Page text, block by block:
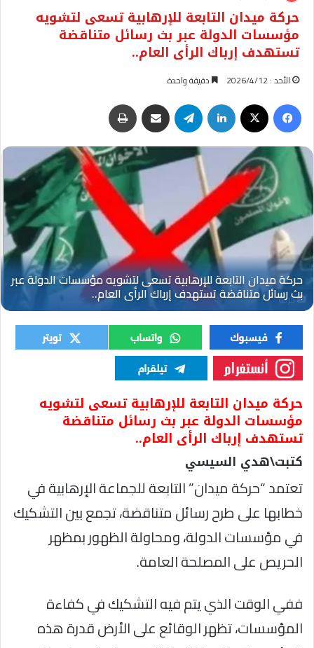
حركة ميدان التابعة للإرهابية تسعى لتشويه
مؤسسات الدولة عبر بث رسائل متناقضة
تستهدف إرباك الرأى العام..
الأحد : 2026/4/12 دقيقة واحدة
فيسبوك لينكدإن تيلقرام مشاركة عبر البريد
حركة
حركة ميدان التابعة للإرهابية تسعى لتشويه
مؤسسات الدولة عبر بث رسائل متناقضة
تستهدف إرباك الرأى العام..
كتبت\هدي السيسي
تعتمد “حركة ميدان” التابعة للجماعة الإرهابية في
خطابها على طرح رسائل متناقضة، تجمع بين التشكيك
في مؤسسات الدولة، ومحاولة الظهور بمظهر
الحريص على المصلحة العامة.
ففي الوقت الذي يتم فيه التشكيك في كفاءة
المؤسسات، تظهر الوقائع على الأرض قدرة هذه